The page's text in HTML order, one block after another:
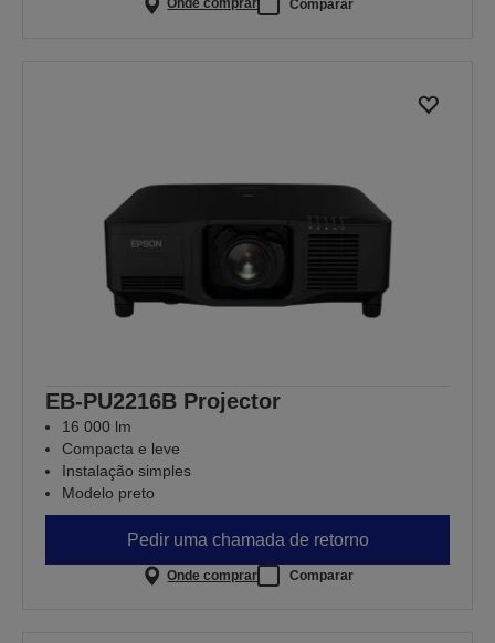
Onde comprar Comparar
EB-PU2216B Projector
16 000 lm
Compacta e leve
Instalação simples
Modelo preto
Pedir uma chamada de retorno
Onde comprar Comparar